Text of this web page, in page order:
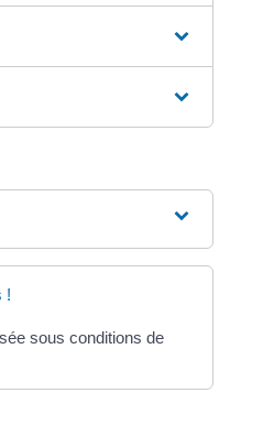
!
sous conditions de